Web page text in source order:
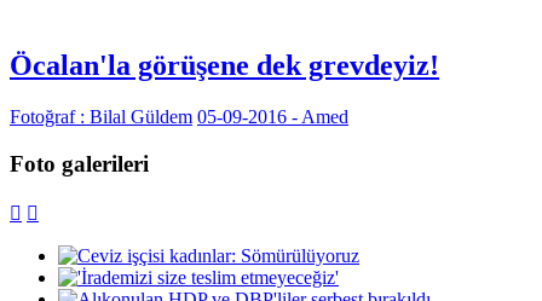
Öcalan'la görüşene dek grevdeyiz!
Fotoğraf : Bilal Güldem 05-09-2016 - Amed
Foto galerileri
 